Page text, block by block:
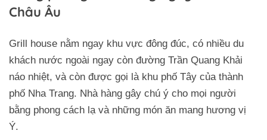
Châu Âu
Grill house nằm ngay khu vực đông đúc, có nhiều du
khách nước ngoài ngay còn đường Trần Quang Khải
náo nhiệt, và còn được gọi là khu phố Tây của thành
phố Nha Trang. Nhà hàng gây chú ý cho mọi người
bằng phong cách lạ và những món ăn mang hương vị
Ý.